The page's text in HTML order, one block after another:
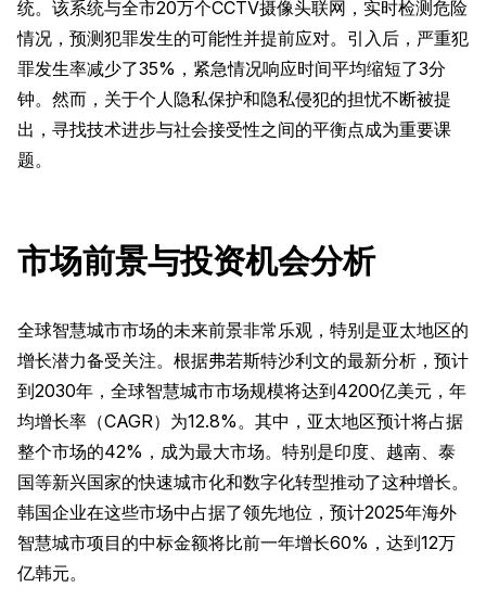
统。该系统与全市20万个CCTV摄像头联网，实时检测危险
情况，预测犯罪发生的可能性并提前应对。引入后，严重犯
罪发生率减少了35%，紧急情况响应时间平均缩短了3分
钟。然而，关于个人隐私保护和隐私侵犯的担忧不断被提
出，寻找技术进步与社会接受性之间的平衡点成为重要课
题。
市场前景与投资机会分析
全球智慧城市市场的未来前景非常乐观，特别是亚太地区的
增长潜力备受关注。根据弗若斯特沙利文的最新分析，预计
到2030年，全球智慧城市市场规模将达到4200亿美元，年
均增长率（CAGR）为12.8%。其中，亚太地区预计将占据
整个市场的42%，成为最大市场。特别是印度、越南、泰
国等新兴国家的快速城市化和数字化转型推动了这种增长。
韩国企业在这些市场中占据了领先地位，预计2025年海外
智慧城市项目的中标金额将比前一年增长60%，达到12万
亿韩元。